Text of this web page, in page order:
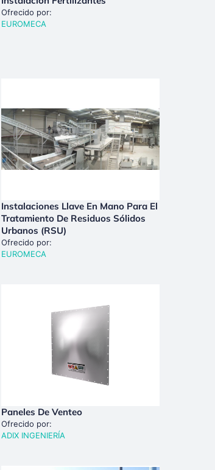
Ofrecido por:
EUROMECA
Instalaciones Llave En Mano Para El
Tratamiento De Residuos Sólidos
Urbanos (RSU)
Ofrecido por:
EUROMECA
Paneles De Venteo
Ofrecido por:
ADIX INGENIERÍA